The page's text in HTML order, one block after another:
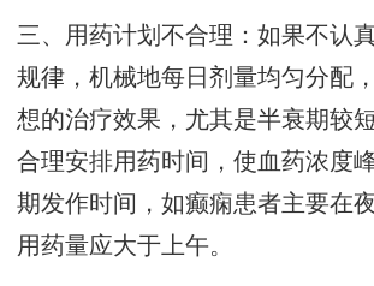
三、用药计划不合理：如果不认
规律，机械地每日剂量均匀分配
想的治疗效果，尤其是半衰期较
合理安排用药时间，使血药浓度
期发作时间，如癫痫患者主要在
用药量应大于上午。